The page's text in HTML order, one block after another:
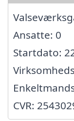
Ansatte: 0
Startdato:
CVR: